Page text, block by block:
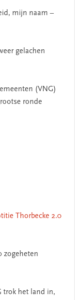
mijn naam –
gelachen
(VNG)
ronde
Thorbecke 2.0
zogeheten
trok het land in,